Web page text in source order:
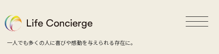
一人でも多くの人に喜びや感動を与えられる存在に。